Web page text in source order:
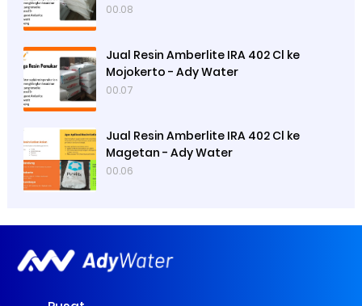
00.08
Jual Resin Amberlite IRA 402 Cl ke
Mojokerto - Ady Water
00.07
Jual Resin Amberlite IRA 402 Cl ke
Magetan - Ady Water
00.06